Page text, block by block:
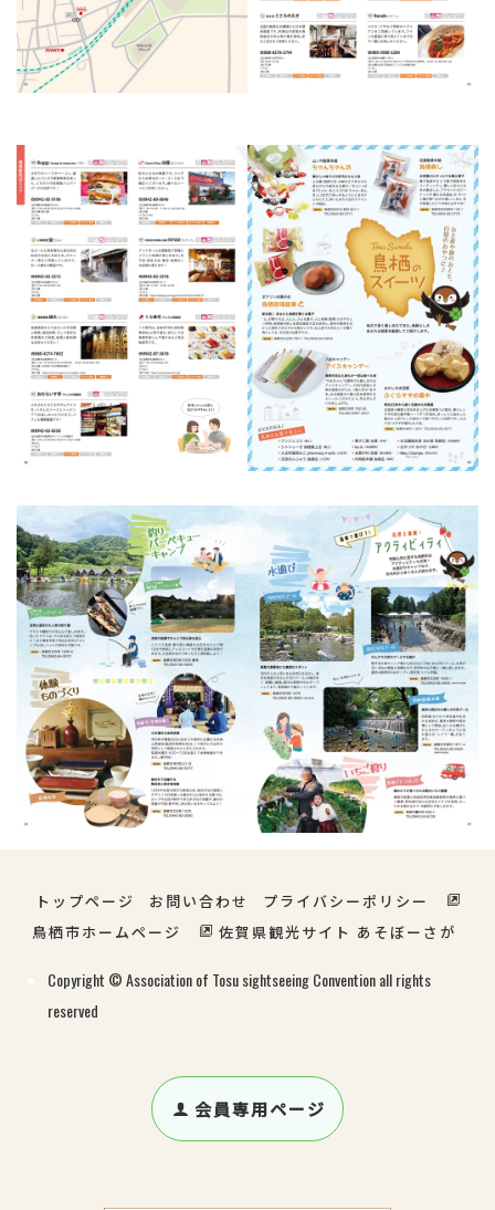
トップページ お問い合わせ
プライバシーポリシー
鳥栖市ホームページ
佐賀県観光サイト あそぼーさが
Copyright © Association of Tosu sightseeing Convention all rights
reserved
会員専用ページ